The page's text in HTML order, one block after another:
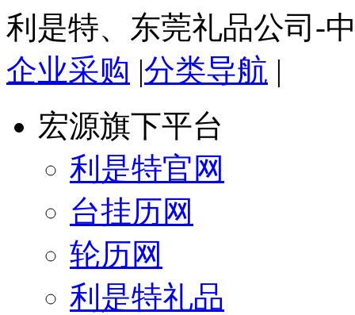
利是特、东莞礼品公司-
企业采购 |分类导航 |
宏源旗下平台
利是特官网
台挂历网
轮历网
利是特礼品